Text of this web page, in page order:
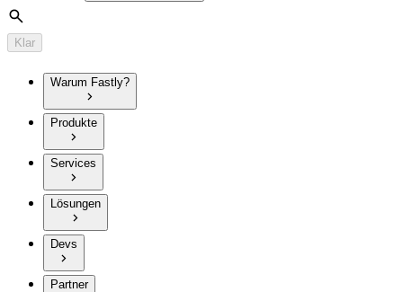
Suche
Klar
Warum Fastly?
Produkte
Services
Lösungen
Devs
Partner